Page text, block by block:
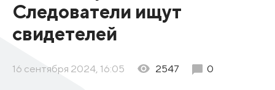
Следователи ищут
свидетелей
16 сентября 2024, 16:05 2547 0